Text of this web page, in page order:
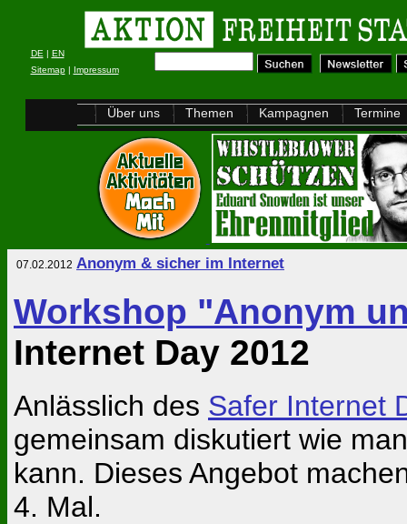
DE | EN
Sitemap| Impressum
Über uns Themen Kampagnen Termine
07.02.2012 Anonym & sicher im Internet
Workshop "Anonym
Internet Day 2012
Anlässlich des Safer Internet
gemeinsam diskutiert wie
kann. Dieses Angebot
4. Mal.